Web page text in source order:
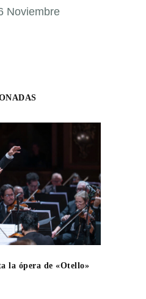
Noviembre
la ópera de «Otello»